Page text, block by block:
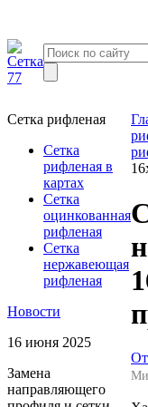
Сетка рифленая
Сетка
рифленая в
картах
Сетка
оцинкованная
рифленая
Сетка
нержавеющая
рифленая
Новости
16 июня 2025
Замена
направляющего